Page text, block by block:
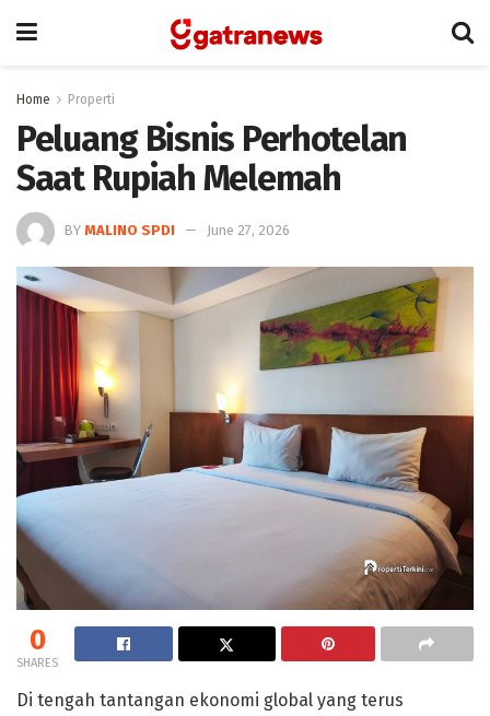
Home Properti
Peluang Bisnis Perhotelan
Saat Rupiah Melemah
BY MALINO SPDI June 27, 2026
0
SHARES
Di tengah tantangan ekonomi global yang terus